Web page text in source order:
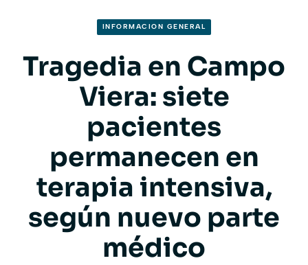
INFORMACION GENERAL
Tragedia en Campo
Viera: siete
pacientes
permanecen en
terapia intensiva,
según nuevo parte
médico